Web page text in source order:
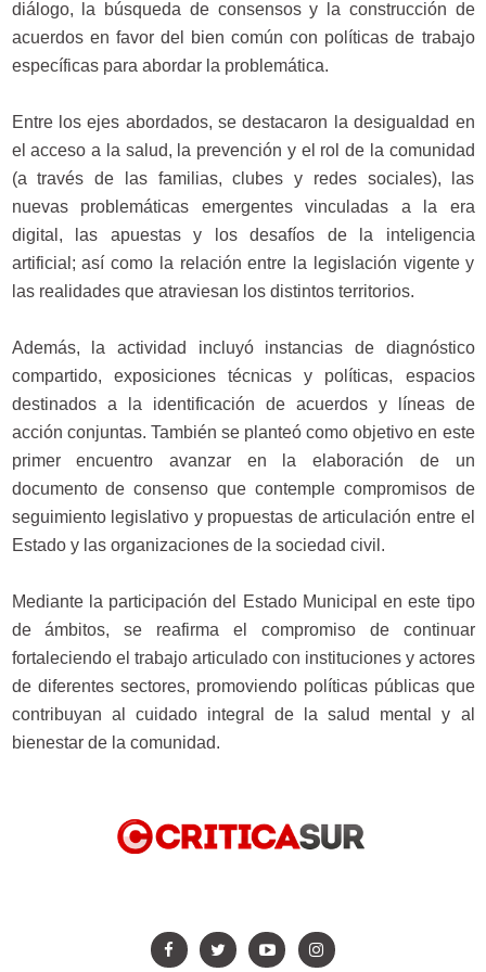
diálogo, la búsqueda de consensos y la construcción de
acuerdos en favor del bien común con políticas de trabajo
específicas para abordar la problemática.
Entre los ejes abordados, se destacaron la desigualdad en
el acceso a la salud, la prevención y el rol de la comunidad
(a través de las familias, clubes y redes sociales), las
nuevas problemáticas emergentes vinculadas a la era
digital, las apuestas y los desafíos de la inteligencia
artificial; así como la relación entre la legislación vigente y
las realidades que atraviesan los distintos territorios.
Además, la actividad incluyó instancias de diagnóstico
compartido, exposiciones técnicas y políticas, espacios
destinados a la identificación de acuerdos y líneas de
acción conjuntas. También se planteó como objetivo en este
primer encuentro avanzar en la elaboración de un
documento de consenso que contemple compromisos de
seguimiento legislativo y propuestas de articulación entre el
Estado y las organizaciones de la sociedad civil.
Mediante la participación del Estado Municipal en este tipo
de ámbitos, se reafirma el compromiso de continuar
fortaleciendo el trabajo articulado con instituciones y actores
de diferentes sectores, promoviendo políticas públicas que
contribuyan al cuidado integral de la salud mental y al
bienestar de la comunidad.